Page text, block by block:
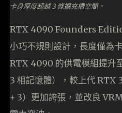
卡身厚度超越 3 條擴充槽空間。
RTX 4090 Founders
小巧不規則設計，長度僅為
RTX 4090 的供電模組提升
3 相記憶體），較上代 RTX
+ 3）更加誇張，並改良